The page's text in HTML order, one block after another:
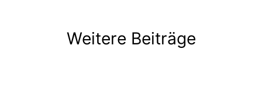
Weitere Beiträge